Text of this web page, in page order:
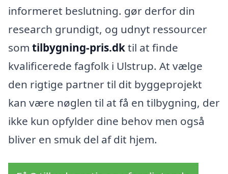
informeret beslutning. gør derfor din
research grundigt, og udnyt ressourcer
som tilbygning-pris.dktil at finde
kvalificerede fagfolk i Ulstrup. At vælge
den rigtige partner til dit byggeprojekt
kan være nøglen til at få en tilbygning, der
ikke kun opfylder dine behov men også
bliver en smuk del af dit hjem.